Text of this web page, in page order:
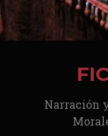
Narración